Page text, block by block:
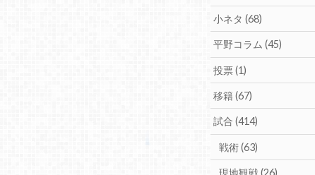
小ネタ(68)
平野コラム(45)
投票(1)
移籍(67)
試合(414)
戦術(63)